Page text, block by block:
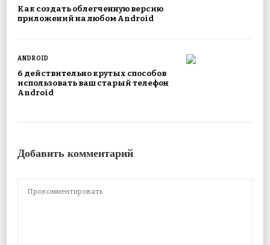
Как создать облегченную версию
приложений на любом Android
ANDROID
6 действительно крутых способов
использовать ваш старый телефон
Android
Добавить комментарий